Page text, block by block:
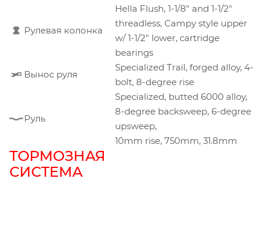
Рулевая колонка
Hella Flush, 1-1/8" and 1-1/2"
threadless, Campy style upper
w/ 1-1/2" lower, cartridge
bearings
Вынос руля
Specialized Trail, forged alloy, 4-
bolt, 8-degree rise
Руль
Specialized, butted 6000 alloy,
8-degree backsweep, 6-degree
upsweep,
10mm rise, 750mm, 31.8mm
ТОРМОЗНАЯ
СИСТЕМА